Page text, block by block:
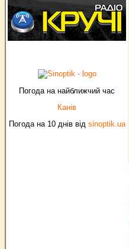
Погода на найближчий час
Канів
Погода на 10 днів від sinoptik.ua